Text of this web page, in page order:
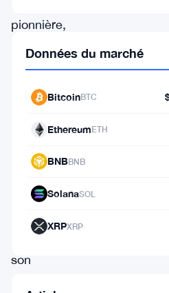
pionnière,
continue
captiver
l’imagination
investisseurs
monde
entier.
Avec
son
Données du marché
BitcoinBTC
EthereumETH
BNBBNB
SolanaSOL
XRPXRP